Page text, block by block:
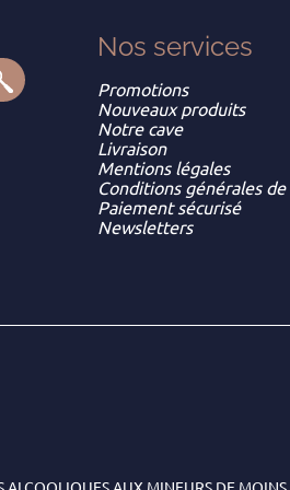
Nos services
Promotions
Nouveaux produits
Notre cave
Livraison
Mentions légales
Conditions générales
Paiement sécurisé
Newsletters